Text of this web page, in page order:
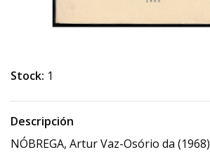
Stock: 1
Descripción
NÓBREGA, Artur Vaz-Osório da (1968)